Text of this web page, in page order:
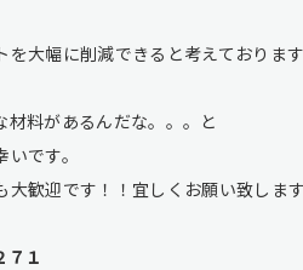
を大幅に削減できると考えておりま
料があるんだな。。。と
です。
大歓迎です！！宜しくお願い致しま
１